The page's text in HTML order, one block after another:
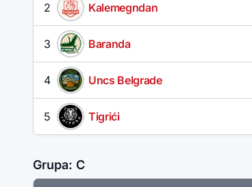
2 Kalemegndan
3 Baranda
4 Uncs Belgrade
5 Tigrići
Grupa: C